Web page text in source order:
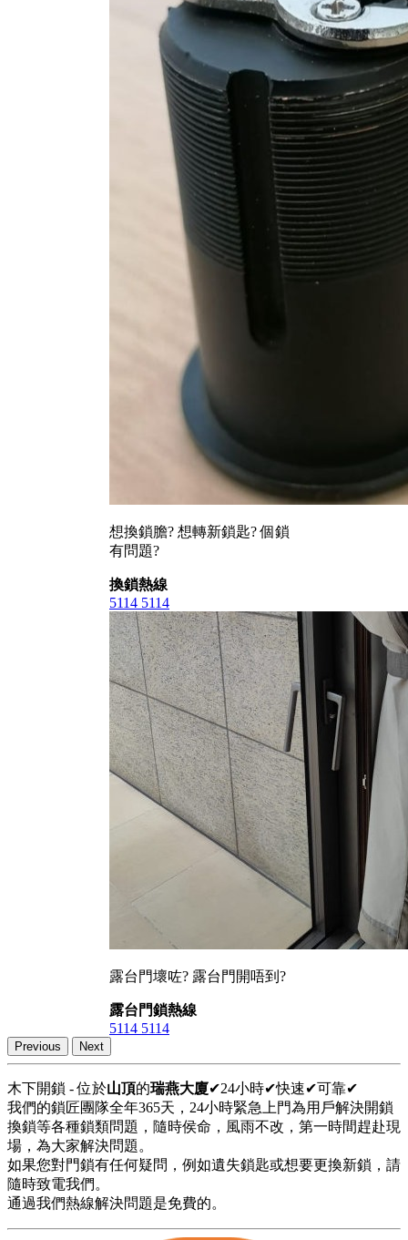
想換鎖膽? 想轉新鎖匙? 個鎖
有問題?
換鎖熱線
5114 5114
露台門壞咗? 露台門開唔到?
露台門鎖熱線
5114 5114
Previous Next
木下開鎖 - 位於山頂的瑞燕大廈✔24小時✔快速✔可靠✔
我們的鎖匠團隊全年365天，24小時緊急上門為用戶解決開鎖
換鎖等各種鎖類問題，隨時侯命，風雨不改，第一時間趕赴現
場，為大家解決問題。
如果您對門鎖有任何疑問，例如遺失鎖匙或想要更換新鎖，請
隨時致電我們。
通過我們熱線解決問題是免費的。